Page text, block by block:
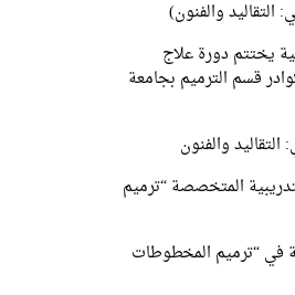
والفنون)
يختتم دورة علاج
قسم الترميم بجامعة
والفنون
المتخصصة “ترميم
في “ترميم المخطوطات